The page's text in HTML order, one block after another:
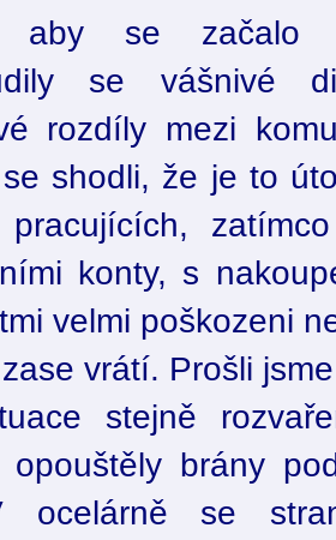
aby se začalo
se vášnivé
rozdíly mezi
shodli, že je to
pracujících,
konty, s
velmi poškozeni
vrátí. Prošli
stejně
opouštěly brány
ocelárně se